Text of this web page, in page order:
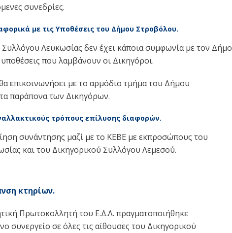
συνεδρίες.
με τις Υποθέσεις του Δήμου Στροβόλου.
Λευκωσίας δεν έχει κάποια συμφωνία με τον Δήμο
που λαμβάνουν οι Δικηγόροι.
επικοινωνήσει με το αρμόδιο τμήμα του Δήμου
παράπονα των Δικηγόρων.
τρόπους επίλυσης διαφορών.
συνάντησης μαζί με το ΚΕΒΕ με εκπροσώπους του
και του Δικηγορικού Συλλόγου Λεμεσού.
κτηρίων.
Πρωτοκολλητή του Ε.Δ.Λ. πραγματοποιήθηκε
συνεργείο σε όλες τις αίθουσες του Δικηγορικού